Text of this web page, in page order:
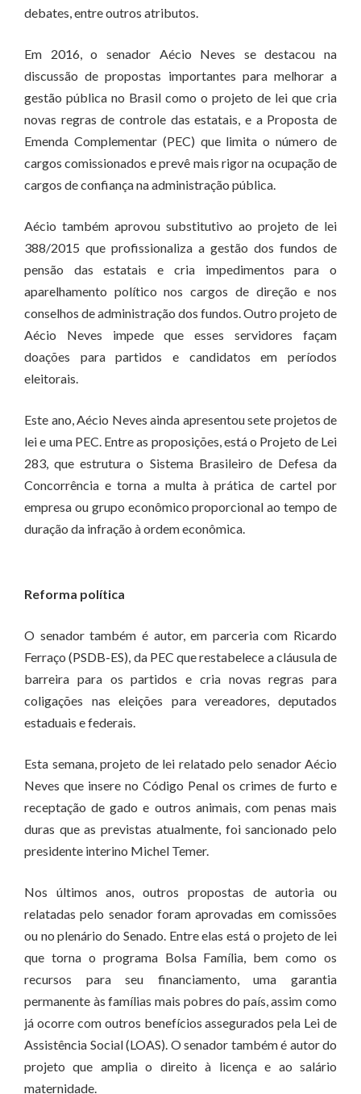
debates, entre outros atributos.
Em 2016, o senador Aécio Neves se destacou na
discussão de propostas importantes para melhorar a
gestão pública no Brasil como o projeto de lei que cria
novas regras de controle das estatais, e a Proposta de
Emenda Complementar (PEC) que limita o número de
cargos comissionados e prevê mais rigor na ocupação de
cargos de confiança na administração pública.
Aécio também aprovou substitutivo ao projeto de lei
388/2015 que profissionaliza a gestão dos fundos de
pensão das estatais e cria impedimentos para o
aparelhamento político nos cargos de direção e nos
conselhos de administração dos fundos. Outro projeto de
Aécio Neves impede que esses servidores façam
doações para partidos e candidatos em períodos
eleitorais.
Este ano, Aécio Neves ainda apresentou sete projetos de
lei e uma PEC. Entre as proposições, está o Projeto de Lei
283, que estrutura o Sistema Brasileiro de Defesa da
Concorrência e torna a multa à prática de cartel por
empresa ou grupo econômico proporcional ao tempo de
duração da infração à ordem econômica.
Reforma política
O senador também é autor, em parceria com Ricardo
Ferraço (PSDB-ES), da PEC que restabelece a cláusula de
barreira para os partidos e cria novas regras para
coligações nas eleições para vereadores, deputados
estaduais e federais.
Esta semana, projeto de lei relatado pelo senador Aécio
Neves que insere no Código Penal os crimes de furto e
receptação de gado e outros animais, com penas mais
duras que as previstas atualmente, foi sancionado pelo
presidente interino Michel Temer.
Nos últimos anos, outros propostas de autoria ou
relatadas pelo senador foram aprovadas em comissões
ou no plenário do Senado. Entre elas está o projeto de lei
que torna o programa Bolsa Família, bem como os
recursos para seu financiamento, uma garantia
permanente às famílias mais pobres do país, assim como
já ocorre com outros benefícios assegurados pela Lei de
Assistência Social (LOAS). O senador também é autor do
projeto que amplia o direito à licença e ao salário
maternidade.